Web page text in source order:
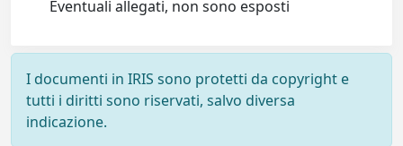
Eventuali allegati, non sono esposti
I documenti in IRIS sono protetti da copyright e
tutti i diritti sono riservati, salvo diversa
indicazione.